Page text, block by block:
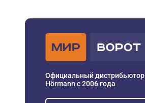
Официальный дистрибьютор
Hörmann с 2006 года